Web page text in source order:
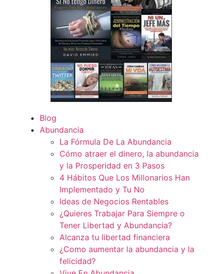
Blog
Abundancia
La Fórmula De La Abundancia
Cómo atraer el dinero, la abundancia
y la Prosperidad en 3 Pasos
4 Hábitos Que Los Millonarios Han
Implementado y Tu No
Ideas de Negocios Rentables
¿Quieres Trabajar Para Siempre o
Tener Libertad y Abundancia?
Alcanza tu libertad financiera
¿Como aumentar la abundancia y la
felicidad?